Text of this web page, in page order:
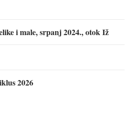
i male, srpanj 2024., otok Iž
2026